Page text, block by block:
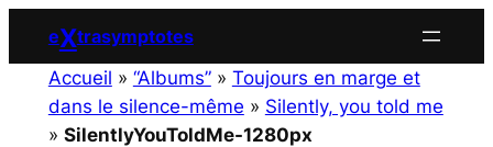
contenu
eXtrasymptotes
Accueil » “Albums”» Toujours en marge et
dans le silence-même » Silently, you told me
» SilentlyYouToldMe-1280px